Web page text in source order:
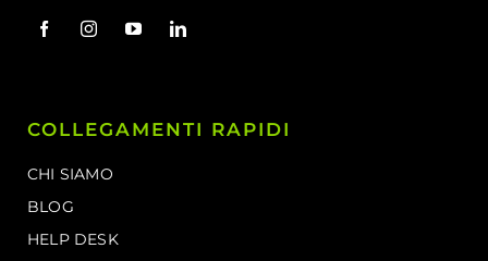
COLLEGAMENTI RAPIDI
CHI SIAMO
BLOG
HELP DESK